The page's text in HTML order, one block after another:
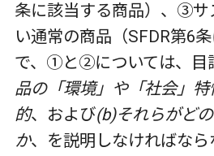
条に該当する商品）、③サ
い通常の商品（SFDR第6条
で、①と②については、目
品の「環境」や「社会」
的、および(b)それらがど
か、を説明しなければな